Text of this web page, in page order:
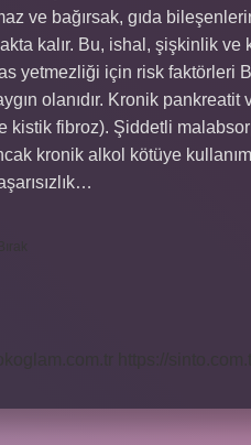
ve bağırsak, gıda
kalır. Bu, ishal, şişkinlik ve
yetmezliği için risk faktörleri
olanıdır. Kronik
kistik fibroz). Şiddetli
kronik alkol kötüye